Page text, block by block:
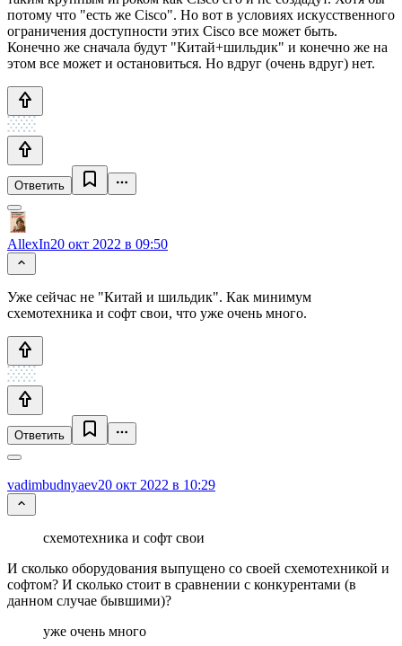
потому что "есть же Cisco". Но вот в условиях искусственного
ограничения доступности этих Cisco все может быть.
Конечно же сначала будут "Китай+шильдик" и конечно же на
этом все может и остановиться. Но вдруг (очень вдруг) нет.
Ответить
AllexIn20 окт 2022 в 09:50
Уже сейчас не "Китай и шильдик". Как минимум
схемотехника и софт свои, что уже очень много.
Ответить
vadimbudnyaev20 окт 2022 в 10:29
схемотехника и софт свои
И сколько оборудования выпущено со своей схемотехникой и
софтом? И сколько стоит в сравнении с конкурентами (в
данном случае бывшими)?
уже очень много